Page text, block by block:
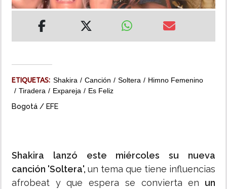
IMPRESO
ETIQUETAS: Shakira Canción Soltera
Himno Femenino
Tiradera
Expareja Es Feliz
Bogotá / EFE
Shakira lanzó este miércoles su nueva
canción 'Soltera', un tema que tiene influencias
afrobeat y que espera se convierta en un